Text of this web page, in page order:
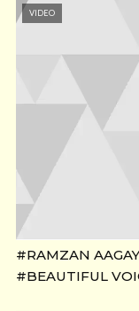
VIDEO
#RAMZAN